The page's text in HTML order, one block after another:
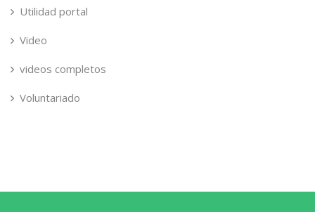
Utilidad portal
Video
videos completos
Voluntariado